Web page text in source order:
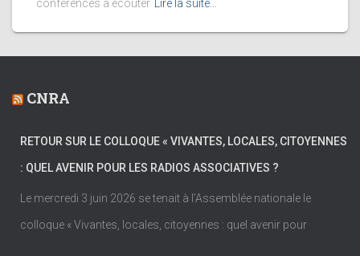
conférences à écouter
Lire la suite…
CNRA
RETOUR SUR LE COLLOQUE « VIVANTES, LOCALES, CITOYENNES
: QUEL AVENIR POUR LES RADIOS ASSOCIATIVES ?
Le mercredi 3 juin 2026 se tenait à l’Assemblée nationale le
colloque « Vivantes, locales, citoyennes : quel avenir pour